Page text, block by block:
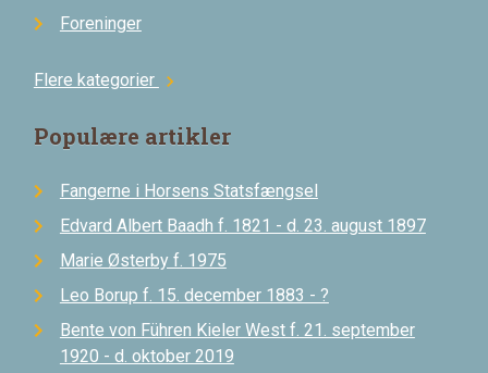
Foreninger
Flere kategorier chevron_right
Populære artikler
Fangerne i Horsens Statsfængsel
Edvard Albert Baadh f. 1821 - d. 23. august 1897
Marie Østerby f. 1975
Leo Borup f. 15. december 1883 - ?
Bente von Führen Kieler West f. 21. september
1920 - d. oktober 2019